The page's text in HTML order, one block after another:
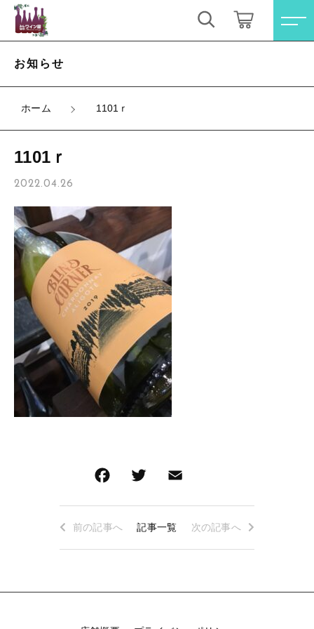
お知らせ
ホーム 1101ｒ
1101ｒ
2022.04.26
前の記事へ 記事一覧 次の記事へ
ログイン / 会員登録
お気に入り
すべての商品
オレンジワイン
お買い得ワインセット
その他（クール便等）
スパークリングワイン
ロゼワイン
白ワイン
赤ワイン
その他（クール便等）
スパークリングワイン
ロゼワイン
白ワイン
赤ワイン
キーワード検索
こだわり検索
親カテゴリ
子カテゴリ
価格帯
その他
在庫あり セール
並び順